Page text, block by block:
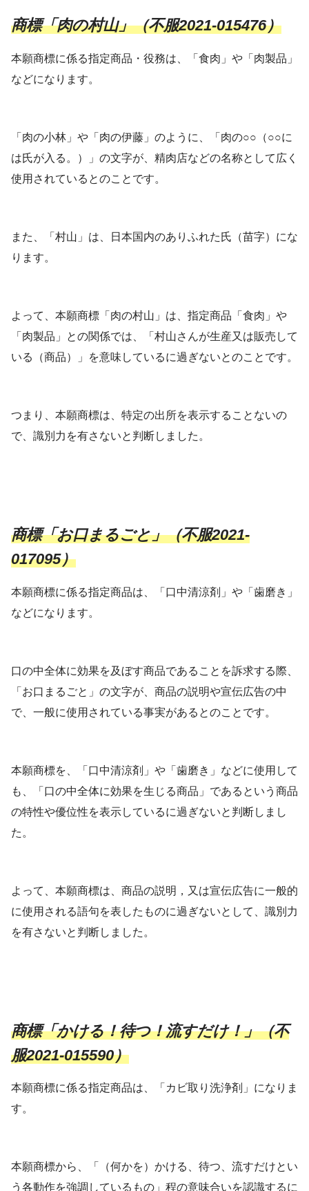
商標「肉の村山」（不服2021-015476）
本願商標に係る指定商品・役務は、「食肉」や「肉製品」
などになります。
「肉の小林」や「肉の伊藤」のように、「肉の○○（○○に
は氏が入る。）」の文字が、精肉店などの名称として広く
使用されているとのことです。
また、「村山」は、日本国内のありふれた氏（苗字）にな
ります。
よって、本願商標「肉の村山」は、指定商品「食肉」や
「肉製品」との関係では、「村山さんが生産又は販売して
いる（商品）」を意味しているに過ぎないとのことです。
つまり、本願商標は、特定の出所を表示することないの
で、識別力を有さないと判断しました。
商標「お口まるごと」（不服2021-
017095）
本願商標に係る指定商品は、「口中清涼剤」や「歯磨き」
などになります。
口の中全体に効果を及ぼす商品であることを訴求する際、
「お口まるごと」の文字が、商品の説明や宣伝広告の中
で、一般に使用されている事実があるとのことです。
本願商標を、「口中清涼剤」や「歯磨き」などに使用して
も、「口の中全体に効果を生じる商品」であるという商品
の特性や優位性を表示しているに過ぎないと判断しまし
た。
よって、本願商標は、商品の説明，又は宣伝広告に一般的
に使用される語句を表したものに過ぎないとして、識別力
を有さないと判断しました。
商標「かける！待つ！流すだけ！」（不
服2021-015590）
本願商標に係る指定商品は、「カビ取り洗浄剤」になりま
す。
本願商標から、「（何かを）かける、待つ、流すだけとい
う各動作を強調しているもの」程の意味合いを認識するに